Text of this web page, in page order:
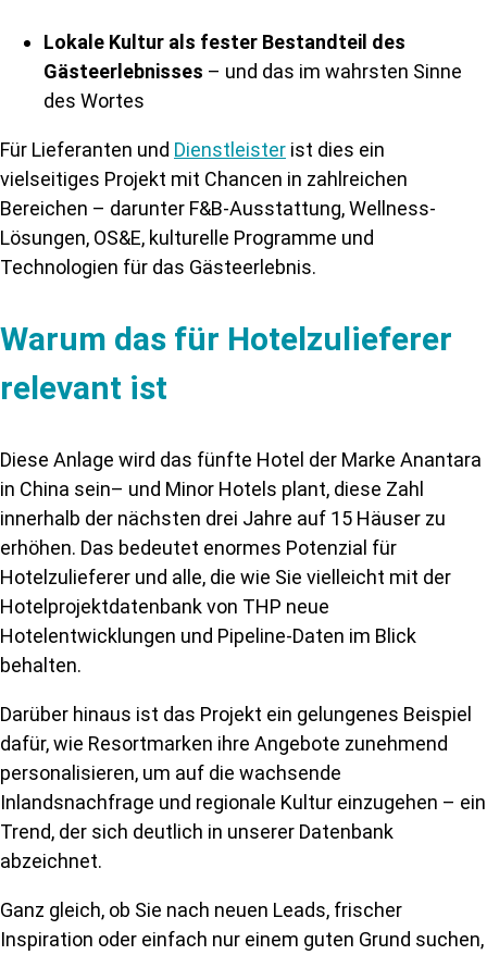
Lokale Kultur als fester Bestandteil des
Gästeerlebnisses – und das im wahrsten Sinne
des Wortes
Für Lieferanten und Dienstleister ist dies ein
vielseitiges Projekt mit Chancen in zahlreichen
Bereichen – darunter F&B-Ausstattung, Wellness-
Lösungen, OS&E, kulturelle Programme und
Technologien für das Gästeerlebnis.
Warum das für Hotelzulieferer
relevant ist
Diese Anlage wird das fünfte Hotel der Marke Anantara
in China sein– und Minor Hotels plant, diese Zahl
innerhalb der nächsten drei Jahre auf 15 Häuser zu
erhöhen. Das bedeutet enormes Potenzial für
Hotelzulieferer und alle, die wie Sie vielleicht mit der
Hotelprojektdatenbank von THP neue
Hotelentwicklungen und Pipeline-Daten im Blick
behalten.
Darüber hinaus ist das Projekt ein gelungenes Beispiel
dafür, wie Resortmarken ihre Angebote zunehmend
personalisieren, um auf die wachsende
Inlandsnachfrage und regionale Kultur einzugehen – ein
Trend, der sich deutlich in unserer Datenbank
abzeichnet.
Ganz gleich, ob Sie nach neuen Leads, frischer
Inspiration oder einfach nur einem guten Grund suchen,